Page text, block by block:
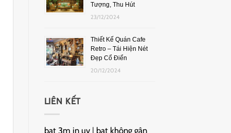
Tượng, Thu Hút
23/12/2024
Thiết Kế Quán Cafe
Retro – Tái Hiện Nét
Đẹp Cổ Điển
20/12/2024
LIÊN KẾT
bạt 3m in uv| bạt không gân